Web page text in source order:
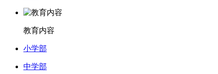
教育内容
小学部
中学部